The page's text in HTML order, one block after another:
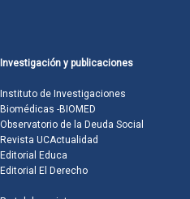
Investigación y publicaciones
Instituto de Investigaciones
Biomédicas -BIOMED
Observatorio de la Deuda Social
Revista UCActualidad
Editorial Educa
Editorial El Derecho